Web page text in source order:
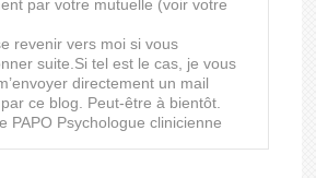
par votre mutuelle (voir votre
revenir vers moi si vous
suite.Si tel est le cas, je vous
directement un mail
ce blog. Peut-être à bientôt.
PAPO Psychologue clinicienne